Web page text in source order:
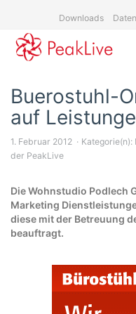
content
Downloads
Buerostuhl-
auf
1. Februar 2012 Kategorie(n):
der PeakLive
Die Wohnstudio Podlech
Marketing
diese mit der Betreuung
beauftragt.